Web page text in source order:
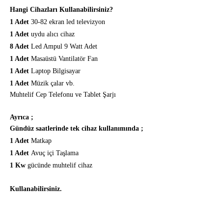
Hangi Cihazları Kullanabilirsiniz?
1 Adet 30-82 ekran led televizyon
1 Adet uydu alıcı cihaz
8 Adet Led Ampul 9 Watt Adet
1 Adet Masaüstü Vantilatör Fan
1 Adet Laptop Bilgisayar
1 Adet Müzik çalar vb.
Muhtelif Cep Telefonu ve Tablet Şarjı
Ayrıca ;
Gündüz saatlerinde tek cihaz kullanımında ;
1 Adet Matkap
1 Adet Avuç içi Taşlama
1 Kw gücünde muhtelif cihaz
Kullanabilirsiniz.